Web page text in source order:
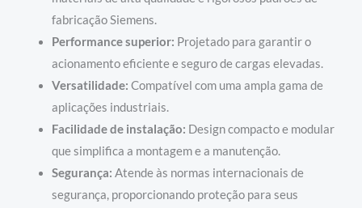
fabricação Siemens.
Performance superior: Projetado para garantir o
acionamento eficiente e seguro de cargas elevadas.
Versatilidade: Compatível com uma ampla gama de
aplicações industriais.
Facilidade de instalação: Design compacto e modular
que simplifica a montagem e a manutenção.
Segurança: Atende às normas internacionais de
segurança, proporcionando proteção para seus